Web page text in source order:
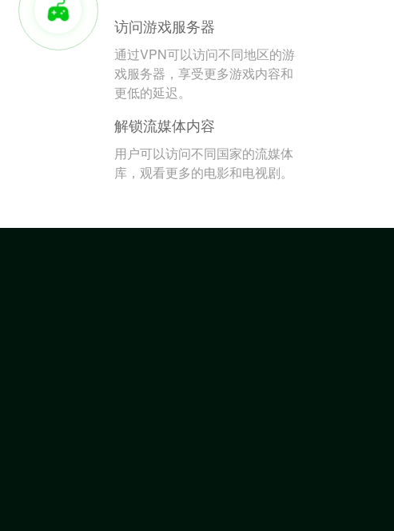
访问游戏服务器
通过VPN可以访问不同地区的游
戏服务器，享受更多游戏内容和
更低的延迟。
解锁流媒体内容
用户可以访问不同国家的流媒体
库，观看更多的电影和电视剧。